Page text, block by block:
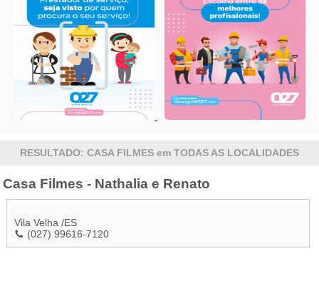
RESULTADO: CASA FILMES em TODAS AS LOCALIDADES
Casa Filmes - Nathalia e Renato
Vila Velha /ES
(027) 99616-7120